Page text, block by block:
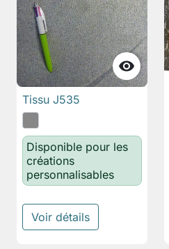

Tissu J535
Disponible pour les
créations
personnalisables
Voir détails